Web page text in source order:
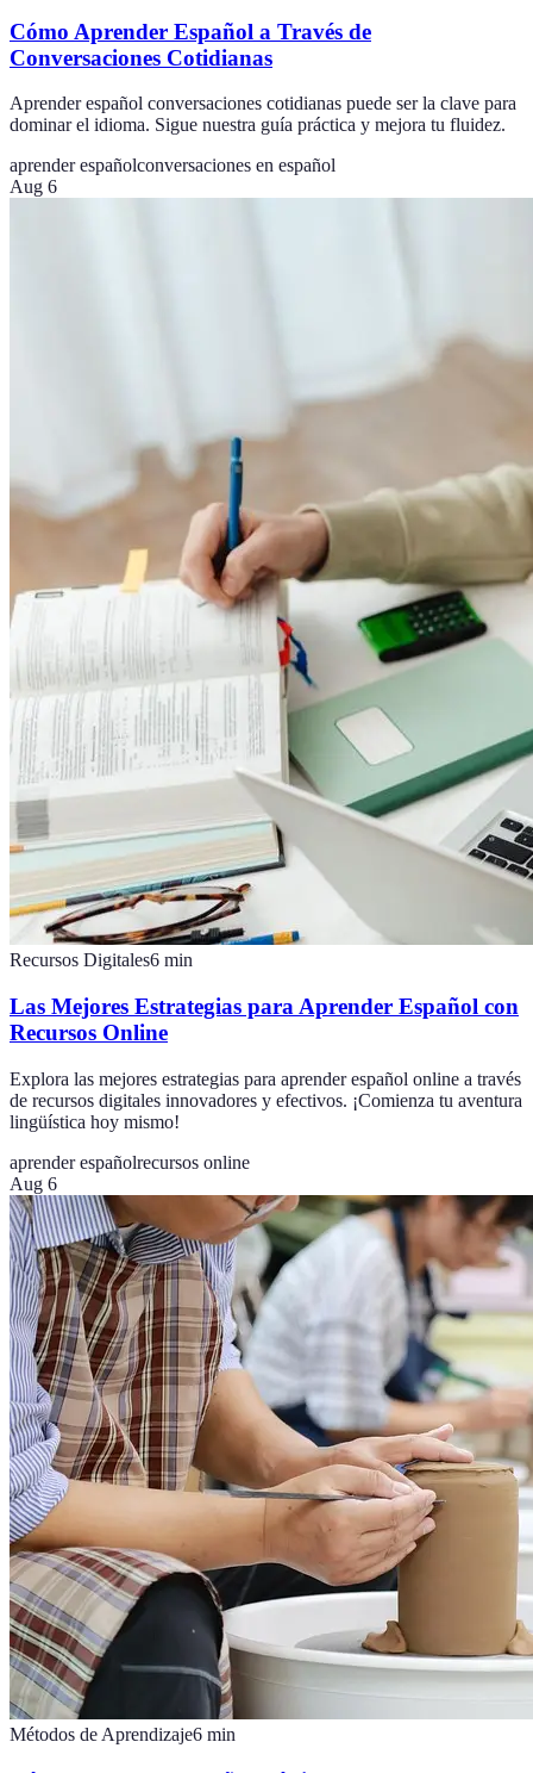
Cómo Aprender Español a Través de
Conversaciones Cotidianas
Aprender español conversaciones cotidianas puede ser la clave para
dominar el idioma. Sigue nuestra guía práctica y mejora tu fluidez.
aprender españolconversaciones en español
Aug 6
Recursos Digitales6 min
Las Mejores Estrategias para Aprender Español con
Recursos Online
Explora las mejores estrategias para aprender español online a través
de recursos digitales innovadores y efectivos. ¡Comienza tu aventura
lingüística hoy mismo!
aprender españolrecursos online
Aug 6
Métodos de Aprendizaje6 min